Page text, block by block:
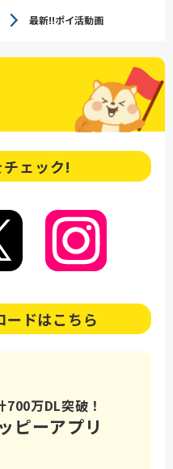
最新!!ポイ活動画
チェック!
ードはこちら
700万DL突破！
ピーアプリ